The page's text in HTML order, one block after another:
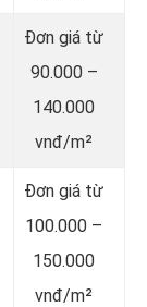
Đơn giá từ
90.000 –
140.000
vnđ/m²
Đơn giá từ
100.000 –
150.000
vnđ/m²